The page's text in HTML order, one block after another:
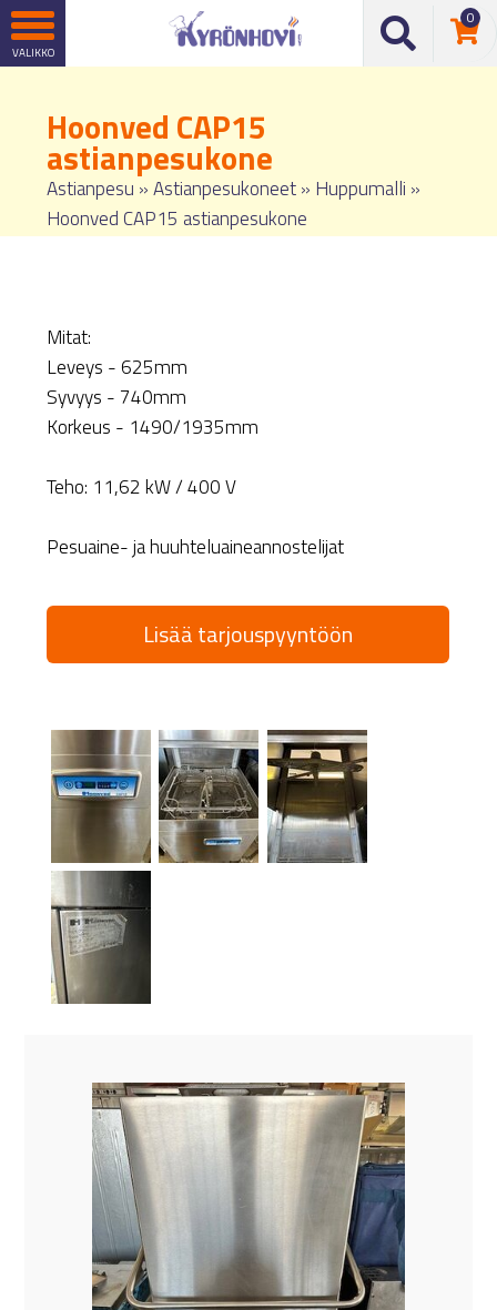
0
Hoonved CAP15
astianpesukone
Astianpesu »Astianpesukoneet» Huppumalli »
Hoonved CAP15 astianpesukone
Mitat:
Leveys - 625mm
Syvyys - 740mm
Korkeus - 1490/1935mm
Teho: 11,62 kW / 400 V
Pesuaine- ja huuhteluaineannostelijat
Lisää tarjouspyyntöön